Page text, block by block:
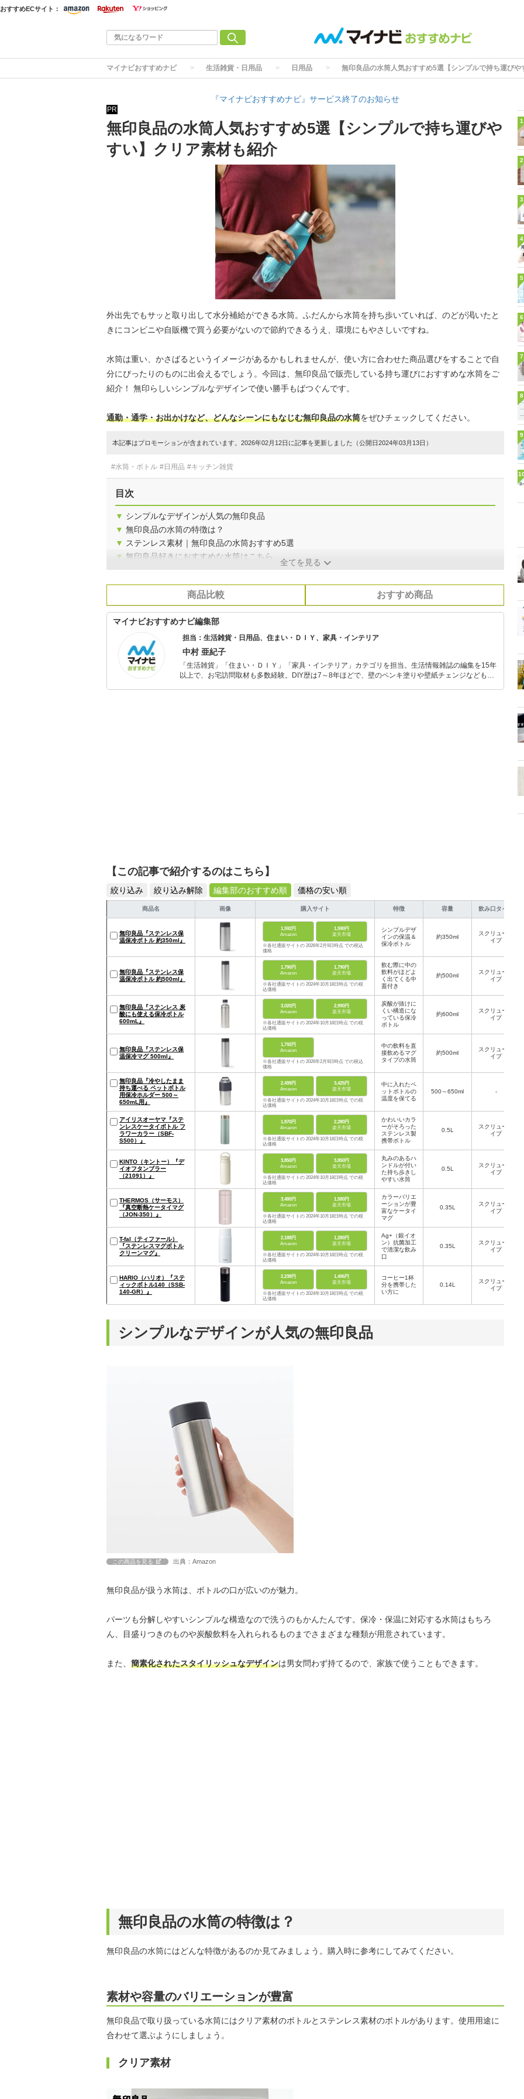
おすすめECサイト：
マイナビおすすめナビ 生活雑貨・日用品 日用品 無印良品の水筒人気おすすめ5選【シンプルで持ち運び
『マイナビおすすめナビ』サービス終了のお知らせ
PR
無印良品の水筒人気おすすめ5選【シンプルで持ち運びや
すい】クリア素材も紹介
外出先でもサッと取り出して水分補給ができる水筒。ふだんから水筒を持ち歩いていれば、のどが渇いたと
きにコンビニや自販機で買う必要がないので節約できるうえ、環境にもやさしいですね。
水筒は重い、かさばるというイメージがあるかもしれませんが、使い方に合わせた商品選びをすることで自
分にぴったりのものに出会えるでしょう。今回は、無印良品で販売している持ち運びにおすすめな水筒をご
紹介！ 無印らしいシンプルなデザインで使い勝手もばつぐんです。
通勤・通学・お出かけなど、どんなシーンにもなじむ無印良品の水筒をぜひチェックしてください。
本記事はプロモーションが含まれています。2026年02月12日に記事を更新しました（公開日2024年03月13日）
#水筒・ボトル #日用品 #キッチン雑貨
目次
▼ シンプルなデザインが人気の無印良品
▼ 無印良品の水筒の特徴は？
▼ ステンレス素材｜無印良品の水筒おすすめ5選
▼ 無印良品好きにおすすめな水筒はこちら
全てを見る
商品比較 おすすめ商品
マイナビおすすめナビ編集部
担当：生活雑貨・日用品、住まい・ＤＩＹ、家具・インテリア
中村 亜紀子
「生活雑貨」「住まい・ＤＩＹ」「家具・インテリア」カテゴリを担当。生活情報雑誌の編集を15年
以上で、お宅訪問取材も多数経験。DIY歴は7～8年ほどで、壁のペンキ塗りや壁紙チェンジなどもチ
【この記事で紹介するのはこちら】
絞り込み 絞り込み解除 編集部のおすすめ順 価格の安い順
商品名 画像 購入サイト 特徴 容量 飲み口タイプ
無印良品『ステンレス保
温保冷ボトル 約350ml』
1,592円
Amazon
1,590円
楽天市場
※各社通販サイトの 2026年2月9日時点 での税込
価格
シンプルデザ
インの保温＆
保冷ボトル
約350ml
スクリュータ
イプ
無印良品『ステンレス保
温保冷ボトル 約500ml』
1,790円
Amazon
1,790円
楽天市場
※各社通販サイトの 2024年10月18日時点 での税
込価格
飲む際に中の
飲料がほどよ
く出てくる中
蓋付き
約500ml
スクリュータ
イプ
無印良品『ステンレス 炭
酸にも使える保冷ボトル
600mL』
3,020円
Amazon
2,990円
楽天市場
※各社通販サイトの 2024年10月18日時点 での税
込価格
炭酸が抜けに
くい構造にな
っている保冷
ボトル
約600ml
スクリュータ
イプ
無印良品『ステンレス保
温保冷マグ 500ml』
1,792円
Amazon
※各社通販サイトの 2026年2月9日時点 での税込
価格
中の飲料を直
接飲めるマグ
タイプの水筒
約500ml
スクリュータ
イプ
無印良品『冷やしたまま
持ち運べる ペットボトル
用保冷ホルダー 500～
650mL用』
2,499円
Amazon
3,425円
楽天市場
※各社通販サイトの 2024年10月18日時点 での税
込価格
中に入れたペ
ットボトルの
温度を保てる
500～650ml -
アイリスオーヤマ『ステ
ンレスケータイボトル フ
ラワーカラー（SBF-
S500）』
1,870円
Amazon
2,280円
楽天市場
※各社通販サイトの 2024年10月18日時点 での税
込価格
かわいいカラ
ーがそろった
ステンレス製
携帯ボトル
0.5L
スクリュータ
イプ
KINTO（キントー）『デ
イオフタンブラー
（21091）』
3,850円
Amazon
3,850円
楽天市場
※各社通販サイトの 2024年10月18日時点 での税
込価格
丸みのあるハ
ンドルが付い
た持ち歩きし
やすい水筒
0.5L
スクリュータ
イプ
THERMOS（サーモス）
『真空断熱ケータイマグ
（JON-350）』
3,480円
Amazon
1,580円
楽天市場
※各社通販サイトの 2024年10月18日時点 での税
込価格
カラーバリエ
ーションが豊
富なケータイ
マグ
0.35L
スクリュータ
イプ
T-fal（ティファール）
『ステンレスマグボトル
クリーンマグ』
2,188円
Amazon
1,280円
楽天市場
※各社通販サイトの 2024年10月18日時点 での税
込価格
Ag+（銀イオ
ン）抗菌加工
で清潔な飲み
口
0.35L
スクリュータ
イプ
HARIO（ハリオ）『ステ
ィックボトル140（SSB-
140-GR）』
2,238円
Amazon
1,406円
楽天市場
※各社通販サイトの 2024年10月18日時点 での税
込価格
コーヒー1杯
分を携帯した
い方に
0.14L
スクリュータ
イプ
シンプルなデザインが人気の無印良品
この商品を見る 出典：Amazon
無印良品が扱う水筒は、ボトルの口が広いのが魅力。
パーツも分解しやすいシンプルな構造なので洗うのもかんたんです。保冷・保温に対応する水筒はもちろ
ん、目盛りつきのものや炭酸飲料を入れられるものまでさまざまな種類が用意されています。
また、 簡素化されたスタイリッシュなデザインは男女問わず持てるので、家族で使うこともできます。
無印良品の水筒の特徴は？
無印良品の水筒にはどんな特徴があるのか見てみましょう。購入時に参考にしてみてください。
素材や容量のバリエーションが豊富
無印良品で取り扱っている水筒にはクリア素材のボトルとステンレス素材のボトルがあります。使用用途に
合わせて選ぶようにしましょう。
クリア素材
1
2
3
4
5
6
7
8
9